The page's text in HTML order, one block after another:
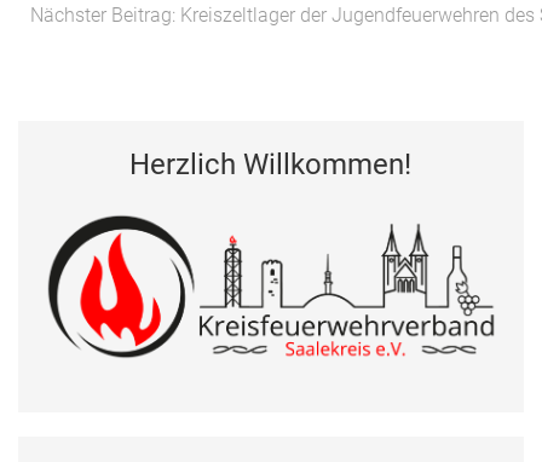
Nächster Beitrag: Kreiszeltlager der Jugendfeuerwehren
Herzlich Willkommen!